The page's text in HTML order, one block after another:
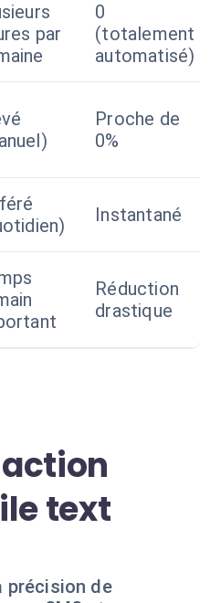
par
0
(totalement
automatisé)
Proche de
0%
Instantané
Réduction
drastique
text
précision de